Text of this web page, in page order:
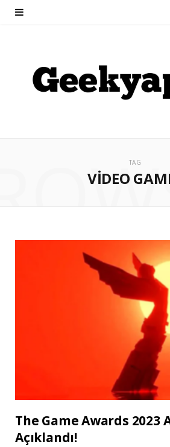
TAG
VIDEO
The Game Awards 2023
Açıklandı!